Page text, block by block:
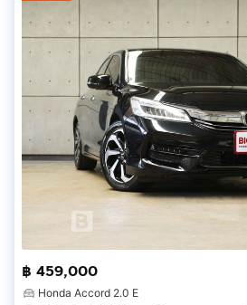
฿ 459,000
Honda Accord 2.0 E